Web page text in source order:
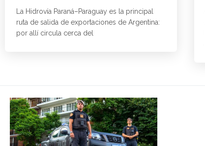
La Hidrovía Paraná–Paraguay es la principal
ruta de salida de exportaciones de Argentina:
por allí circula cerca del